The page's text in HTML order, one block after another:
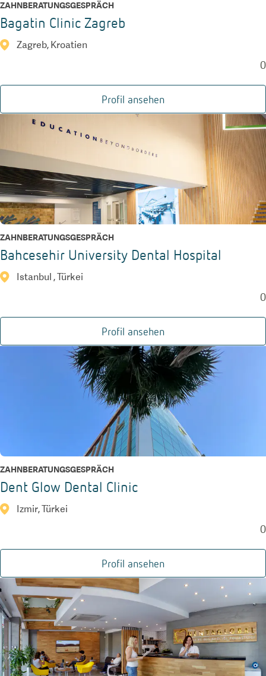
ZAHNBERATUNGSGESPRÄCH
Bagatin Clinic Zagreb
Zagreb, Kroatien
0
Profil ansehen
ZAHNBERATUNGSGESPRÄCH
Bahcesehir University Dental Hospital
Istanbul , Türkei
0
Profil ansehen
ZAHNBERATUNGSGESPRÄCH
Dent Glow Dental Clinic
Izmir, Türkei
0
Profil ansehen